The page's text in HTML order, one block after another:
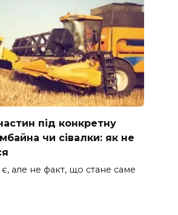
під конкретну
чи сівалки: як не
є, але не факт, що стане саме